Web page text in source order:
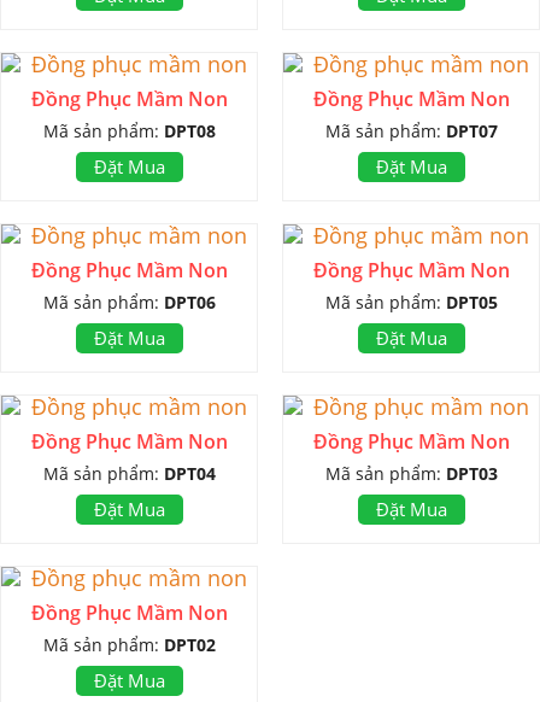
Đồng Phục Mầm Non
Mã sản phẩm: DPT08
Đặt Mua
Đồng Phục Mầm Non
Mã sản phẩm: DPT07
Đặt Mua
Đồng Phục Mầm Non
Mã sản phẩm: DPT06
Đặt Mua
Đồng Phục Mầm Non
Mã sản phẩm: DPT05
Đặt Mua
Đồng Phục Mầm Non
Mã sản phẩm: DPT04
Đặt Mua
Đồng Phục Mầm Non
Mã sản phẩm: DPT03
Đặt Mua
Đồng Phục Mầm Non
Mã sản phẩm: DPT02
Đặt Mua